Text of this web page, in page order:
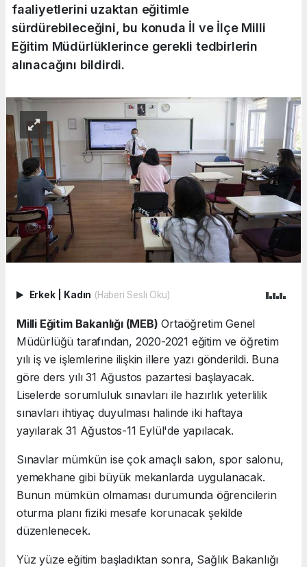
faaliyetlerini uzaktan eğitimle
sürdürebileceğini, bu konuda İl ve İlçe Milli
Eğitim Müdürlüklerince gerekli tedbirlerin
alınacağını bildirdi.
Erkek Kadın (Haberi Sesli Oku)
Milli Eğitim Bakanlığı (MEB) Ortaöğretim Genel
Müdürlüğü tarafından, 2020-2021 eğitim ve öğretim
yılı iş ve işlemlerine ilişkin illere yazı gönderildi. Buna
göre ders yılı 31 Ağustos pazartesi başlayacak.
Liselerde sorumluluk sınavları ile hazırlık yeterlilik
sınavları ihtiyaç duyulması halinde iki haftaya
yayılarak 31 Ağustos-11 Eylül'de yapılacak.
Sınavlar mümkün ise çok amaçlı salon, spor salonu,
yemekhane gibi büyük mekanlarda uygulanacak.
Bunun mümkün olmaması durumunda öğrencilerin
oturma planı fiziki mesafe korunacak şekilde
düzenlenecek.
Yüz yüze eğitim başladıktan sonra, Sağlık Bakanlığı